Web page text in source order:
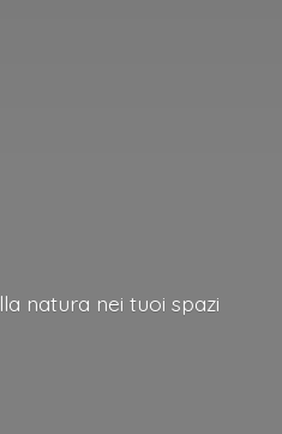
natura nei tuoi spazi